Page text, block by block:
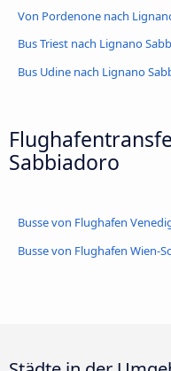
Von Pordenone nach
Bus Triest nach Lignano
Bus Udine nach Lignano
Sabbiadoro
Busse von Flughafen
Busse von Flughafen Wien-